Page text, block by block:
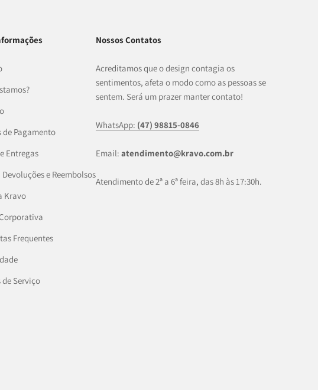
de Pagamento
Entregas
e Reembolsos
Kravo
Frequentes
de Serviço
Nossos Contatos
Acreditamos que o design contagia os
sentimentos, afeta o modo como as pessoas se
sentem. Será um prazer manter contato!
WhatsApp: (47) 98815-0846
Email: atendimento@kravo.com.br
Atendimento de 2ª a 6ª feira, das 8h às 17:30h.